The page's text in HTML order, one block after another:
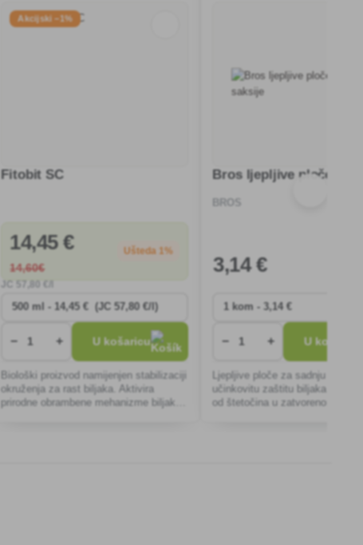
Akcijski −1%
Fitobit SC
14,45 €
14,60€
Ušteda 1%
JC 57
− + U košaricu
Biološki proizvod namijenjen stabilizaciji
okruženja za rast biljaka. Aktivira
prirodne obrambene mehanizme biljaka
Bros ljepljive ploče za
BROS
3,14 €
− + U košaricu
Ljepljive ploče za sadnju pružaju
učinkovitu zaštitu biljaka bez
od štetočina u zatvorenom i na